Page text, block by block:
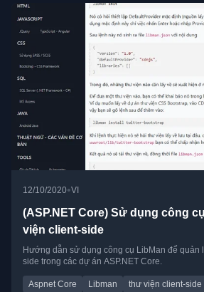
12/10/2020•VI
(ASP.NET Core) Sử dụng công
viện client-side
Hướng dẫn sử dụng công cụ LibMan để quản
side trong các dự án ASP.NET Core.
Aspnet Core Libman thư viện client-side